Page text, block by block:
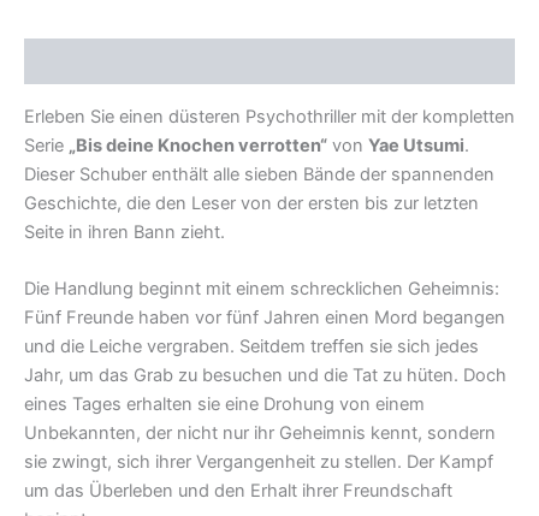
Erleben Sie einen düsteren Psychothriller mit der kompletten
Serie „Bis deine Knochen verrotten“ von Yae Utsumi.
Dieser Schuber enthält alle sieben Bände der spannenden
Geschichte, die den Leser von der ersten bis zur letzten
Seite in ihren Bann zieht.
Die Handlung beginnt mit einem schrecklichen Geheimnis:
Fünf Freunde haben vor fünf Jahren einen Mord begangen
und die Leiche vergraben. Seitdem treffen sie sich jedes
Jahr, um das Grab zu besuchen und die Tat zu hüten. Doch
eines Tages erhalten sie eine Drohung von einem
Unbekannten, der nicht nur ihr Geheimnis kennt, sondern
sie zwingt, sich ihrer Vergangenheit zu stellen. Der Kampf
um das Überleben und den Erhalt ihrer Freundschaft